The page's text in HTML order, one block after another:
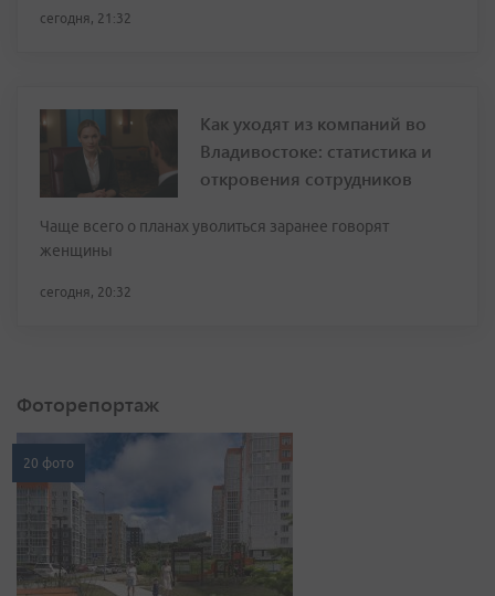
сегодня, 21:32
Как уходят из компаний во
Владивостоке: статистика и
откровения сотрудников
Чаще всего о планах уволиться заранее говорят
женщины
сегодня, 20:32
Фоторепортаж
20 фото